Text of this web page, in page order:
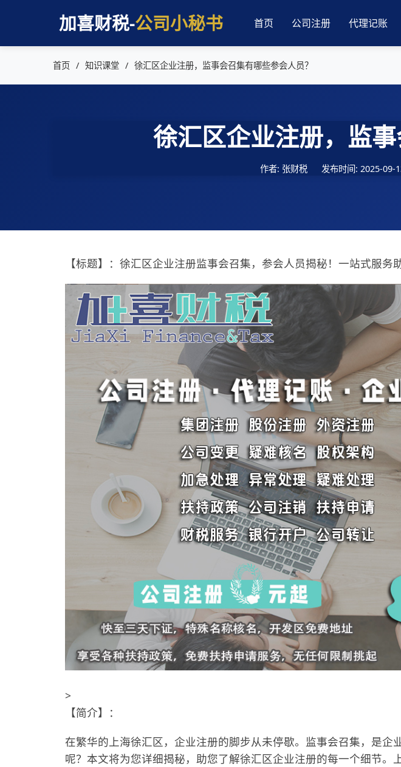
加喜财税-公司小秘书 首页 公司注册 代理记账
首页 知识课堂 徐汇区企业注册，监事会召集有哪些参会人员？
徐汇区企业注册，监
作者: 张财税 发布时间: 2025-09-
【标题】：徐汇区企业注册监事会召集，参会人员揭秘！一站式服务
>
【简介】：
在繁华的上海徐汇区，企业注册的脚步从未停歇。监事会召集，是
呢？本文将为您详细揭秘，助您了解徐汇区企业注册的每一个细节